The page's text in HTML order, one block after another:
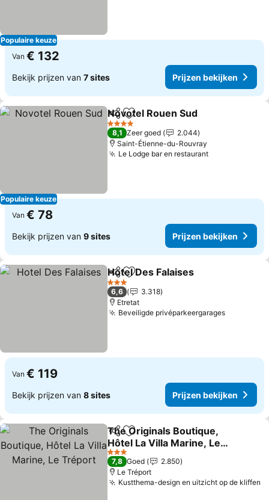
Populaire keuze
Van € 132
Bekijk prijzen van 7 sites Prijzen bekijken
Populaire keuze
DelenToevoegen aan favorieten
Novotel Rouen Sud
4 Sterren
8,1 Zeer goed
2.044
Saint-Étienne-du-Rouvray
Le Lodge bar en restaurant
Van € 78
Bekijk prijzen van 9 sites Prijzen bekijken
DelenToevoegen aan favorieten
Hotel Des Falaises
3 Sterren
6,6
3.318
Etretat
Beveiligde privéparkeergarages
Van € 119
Bekijk prijzen van 8 sites Prijzen bekijken
DelenToevoegen aan favorieten
The Originals Boutique,
Hôtel La Villa Marine, Le
Tréport
3 Sterren
7,8 Goed
2.850
Le Tréport
Kustthema-design en uitzicht op de kliffen